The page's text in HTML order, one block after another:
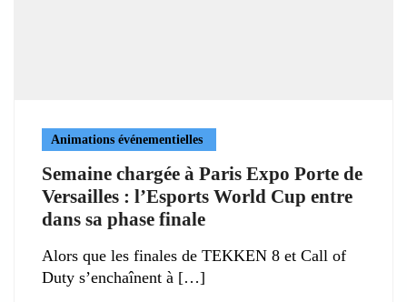
Animations événementielles
Semaine chargée à Paris Expo Porte de
Versailles : l’Esports World Cup entre
dans sa phase finale
Alors que les finales de TEKKEN 8 et Call of
Duty s’enchaînent à